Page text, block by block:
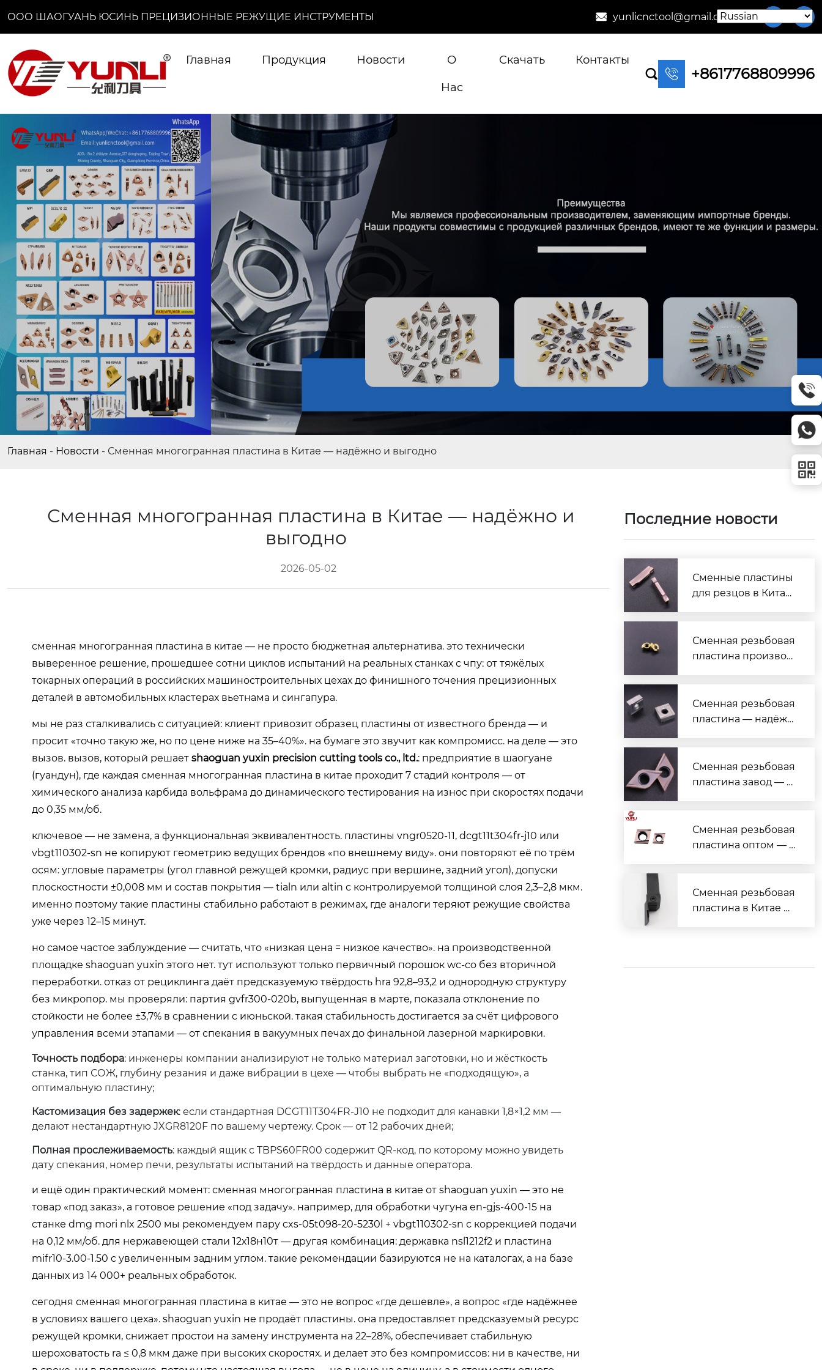
ООО ШАОГУАНЬ ЮСИНЬ ПРЕЦИЗИОННЫЕ РЕЖУЩИЕ ИНСТРУМЕНТЫ  yunlicnctool@gmail.com 
Главная Продукция Новости О
Нас
Скачать
Контакты
  +8617768809996
Главная - Новости - Сменная многогранная пластина в Китае — надёжно и выгодно
Сменная многогранная пластина в Китае — надёжно и
выгодно
2026-05-02
сменная многогранная пластина в китае — не просто бюджетная альтернатива. это технически
выверенное решение, прошедшее сотни циклов испытаний на реальных станках с чпу: от тяжёлых
токарных операций в российских машиностроительных цехах до финишного точения прецизионных
деталей в автомобильных кластерах вьетнама и сингапура.
мы не раз сталкивались с ситуацией: клиент привозит образец пластины от известного бренда — и
просит «точно такую же, но по цене ниже на 35–40%». на бумаге это звучит как компромисс. на деле — это
вызов. вызов, который решает shaoguan yuxin precision cutting tools co., ltd.: предприятие в шаогуане
(гуандун), где каждая сменная многогранная пластина в китае проходит 7 стадий контроля — от
химического анализа карбида вольфрама до динамического тестирования на износ при скоростях подачи
до 0,35 мм/об.
ключевое — не замена, а функциональная эквивалентность. пластины vngr0520-11, dcgt11t304fr-j10 или
vbgt110302-sn не копируют геометрию ведущих брендов «по внешнему виду». они повторяют её по трём
осям: угловые параметры (угол главной режущей кромки, радиус при вершине, задний угол), допуски
плоскостности ±0,008 мм и состав покрытия — tialn или altin с контролируемой толщиной слоя 2,3–2,8 мкм.
именно поэтому такие пластины стабильно работают в режимах, где аналоги теряют режущие свойства
уже через 12–15 минут.
но самое частое заблуждение — считать, что «низкая цена = низкое качество». на производственной
площадке shaoguan yuxin этого нет. тут используют только первичный порошок wc-co без вторичной
переработки. отказ от рециклинга даёт предсказуемую твёрдость hra 92,8–93,2 и однородную структуру
без микропор. мы проверяли: партия gvfr300-020b, выпущенная в марте, показала отклонение по
стойкости не более ±3,7% в сравнении с июньской. такая стабильность достигается за счёт цифрового
управления всеми этапами — от спекания в вакуумных печах до финальной лазерной маркировки.
Точность подбора: инженеры компании анализируют не только материал заготовки, но и жёсткость
станка, тип СОЖ, глубину резания и даже вибрации в цехе — чтобы выбрать не «подходящую», а
оптимальную пластину;
Кастомизация без задержек: если стандартная DCGT11T304FR-J10 не подходит для канавки 1,8×1,2 мм —
делают нестандартную JXGR8120F по вашему чертежу. Срок — от 12 рабочих дней;
Полная прослеживаемость: каждый ящик с TBPS60FR00 содержит QR-код, по которому можно увидеть
дату спекания, номер печи, результаты испытаний на твёрдость и данные оператора.
и ещё один практический момент: сменная многогранная пластина в китае от shaoguan yuxin — это не
товар «под заказ», а готовое решение «под задачу». например, для обработки чугуна en-gjs-400-15 на
станке dmg mori nlx 2500 мы рекомендуем пару cxs-05t098-20-5230l + vbgt110302-sn с коррекцией подачи
на 0,12 мм/об. для нержавеющей стали 12х18н10т — другая комбинация: державка nsl1212f2 и пластина
mifr10-3.00-1.50 с увеличенным задним углом. такие рекомендации базируются не на каталогах, а на базе
данных из 14 000+ реальных обработок.
сегодня сменная многогранная пластина в китае — это не вопрос «где дешевле», а вопрос «где надёжнее
в условиях вашего цеха». shaoguan yuxin не продаёт пластины. она предоставляет предсказуемый ресурс
режущей кромки, снижает простои на замену инструмента на 22–28%, обеспечивает стабильную
шероховатость ra ≤ 0,8 мкм даже при высоких скоростях. и делает это без компромиссов: ни в качестве, ни
Последние новости
Сменные пластины
для резцов в Китае
Сменная резьбовая
пластина производ
ной обработки
Сменная резьбовая
пластина — надёжн
Сменная резьбовая
пластина завод — н
отки
Сменная резьбовая
пластина оптом — в
Сменная резьбовая
пластина в Китае —